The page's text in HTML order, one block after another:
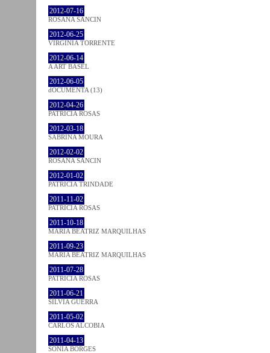
2012-07-16
ROSANA SANCIN
2012-06-25
VIRGINIA TORRENTE
2012-06-14
A ART BASEL
2012-06-05
dOCUMENTA (13)
2012-04-26
PATRÍCIA ROSAS
2012-03-18
SABRINA MOURA
2012-02-02
ROSANA SANCIN
2012-01-02
PATRÍCIA TRINDADE
2011-11-02
PATRÍCIA ROSAS
2011-10-18
MARIA BEATRIZ MARQUILHAS
2011-09-23
MARIA BEATRIZ MARQUILHAS
2011-07-28
PATRÍCIA ROSAS
2011-06-21
SÍLVIA GUERRA
2011-05-02
CARLOS ALCOBIA
2011-04-13
SÓNIA BORGES